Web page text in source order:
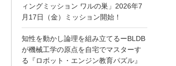
ィングミッション ワルの巣」2026年7
月17日（金）ミッション開始！
知性を動かし論理を組み立てるーBLDB
が機械工学の原点を自宅でマスターす
る『ロボット・エンジン教育パズル』